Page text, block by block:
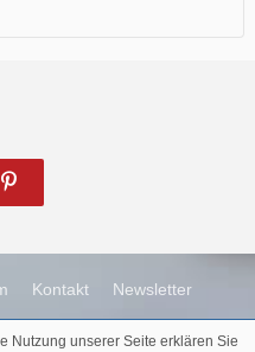
Kontakt Newsletter
Nutzung unserer Seite erklären Sie